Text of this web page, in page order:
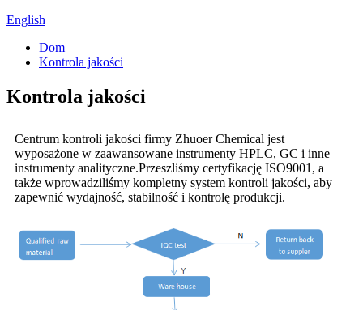
English
Dom
Kontrola jakości
Kontrola jakości
Centrum kontroli jakości firmy Zhuoer Chemical jest
wyposażone w zaawansowane instrumenty HPLC, GC i inne
instrumenty analityczne.Przeszliśmy certyfikację ISO9001, a
także wprowadziliśmy kompletny system kontroli jakości, aby
zapewnić wydajność, stabilność i kontrolę produkcji.